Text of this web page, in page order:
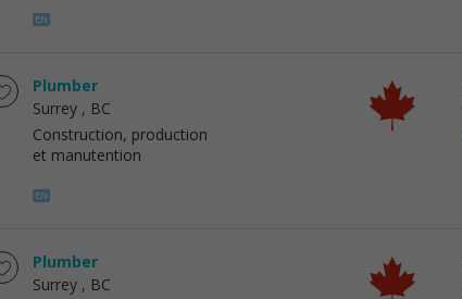
Plumber
Surrey , BC
Construction, production
et manutention
Plumber
Surrey , BC